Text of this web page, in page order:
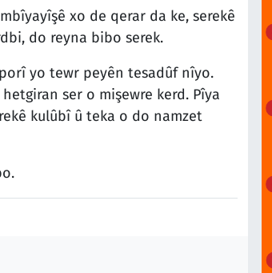
xo de qerar da ke, serekê
do reyna bibo serek.
yo tewr peyên tesadûf nîyo.
ser o mişewre kerd. Pîya
kulûbî û teka o do namzet